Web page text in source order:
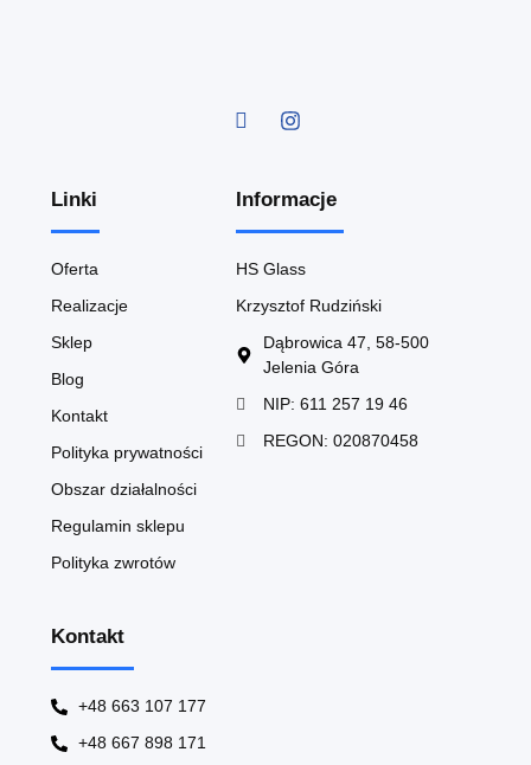
Linki
Oferta
Realizacje
Sklep
Blog
Kontakt
Polityka prywatności
Obszar działalności
Regulamin sklepu
Polityka zwrotów
Informacje
HS Glass
Krzysztof Rudziński
Dąbrowica 47, 58-500
Jelenia Góra
NIP: 611 257 19 46
REGON: 020870458
Kontakt
+48 663 107 177
+48 667 898 171